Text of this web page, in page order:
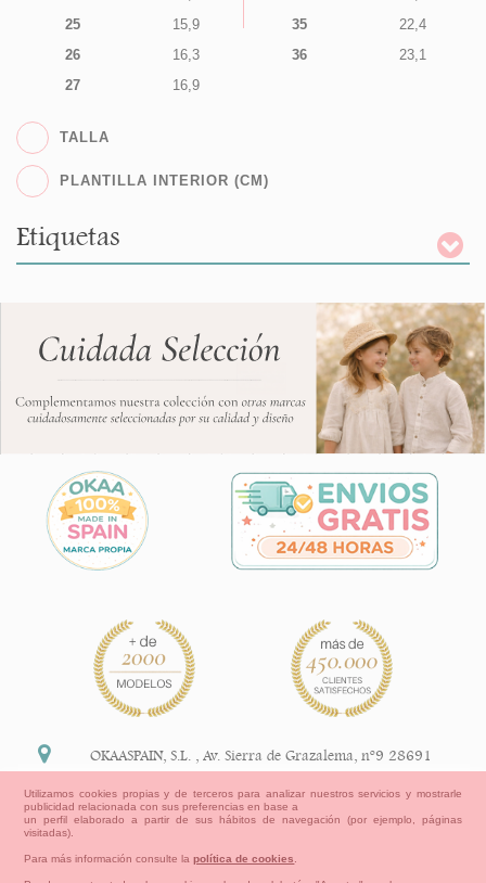
25
15,9
26
16,3
27
16,9
35
22,4
36
23,1
TALLA
PLANTILLA INTERIOR (CM)
Etiquetas
OKAASPAIN, S.L. ,Av. Sierra de Grazalema, nº9 28691
+34 91 113 89 09
Utilizamos cookies propias y de terceros para analizar nuestros servicios y mostrarle
publicidad relacionada con sus preferencias en base a
un perfil elaborado a partir de sus hábitos de navegación (por ejemplo, páginas
visitadas).
Para más información consulte lapolítica de cookies